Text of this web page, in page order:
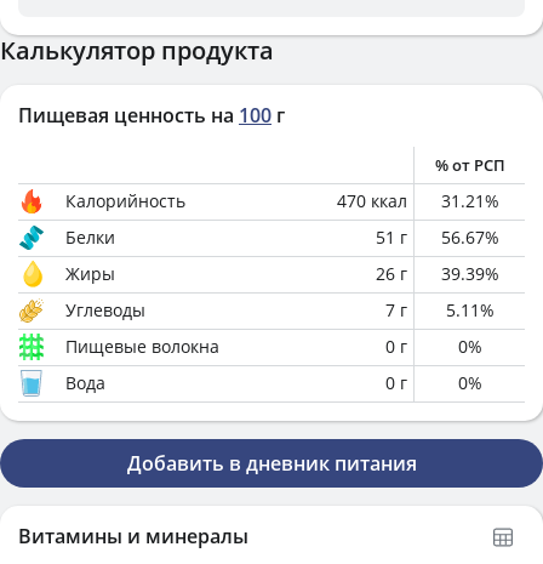
Калькулятор продукта
Пищевая ценность на 100 г
% от РСП
Калорийность 470 ккал 31.21%
Белки
51 г 56.67%
Жиры
26 г 39.39%
Углеводы
7 г 5.11%
Пищевые волокна
0 г 0%
Вода
0 г 0%
Добавить в дневник питания
Витамины и минералы